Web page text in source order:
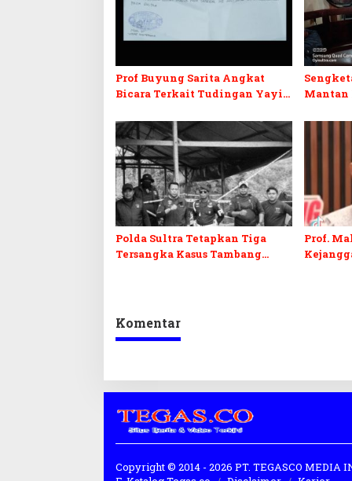
Prof Buyung Sarita Angkat
Bicara Terkait Tudingan Yayi
Rp3,6 Miliar
Mantan
Menjadi
Polda Sultra Tetapkan Tiga
Tersangka Kasus Tambang
Prof.
Komentar
Copyright © 2014 - 2026 PT. TEGASCO MEDIA